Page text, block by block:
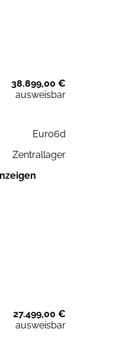
38.899,00 €
ausweisbar
Euro6d
Zentrallager
27.499,00 €
ausweisbar